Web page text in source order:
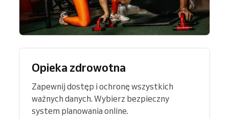
Opieka zdrowotna
Zapewnij dostęp i ochronę wszystkich
ważnych danych. Wybierz bezpieczny
system planowania online.